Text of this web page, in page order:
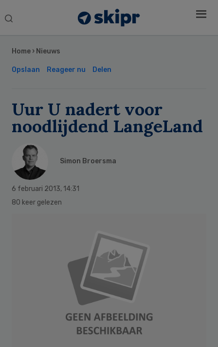
Search
Home › Nieuws
Opslaan Reageer nu Delen
Uur U nadert voor
noodlijdend LangeLand
Simon Broersma
6 februari 2013, 14:31
80 keer gelezen
Sidebar